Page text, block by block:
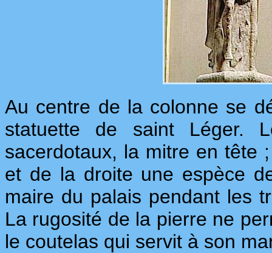
Au centre de la colonne se
statuette de saint Léger.
sacerdotaux, la mitre en tête
et de la droite une espèce
maire du palais pendant les
La rugosité de la pierre ne
le coutelas qui servit à son